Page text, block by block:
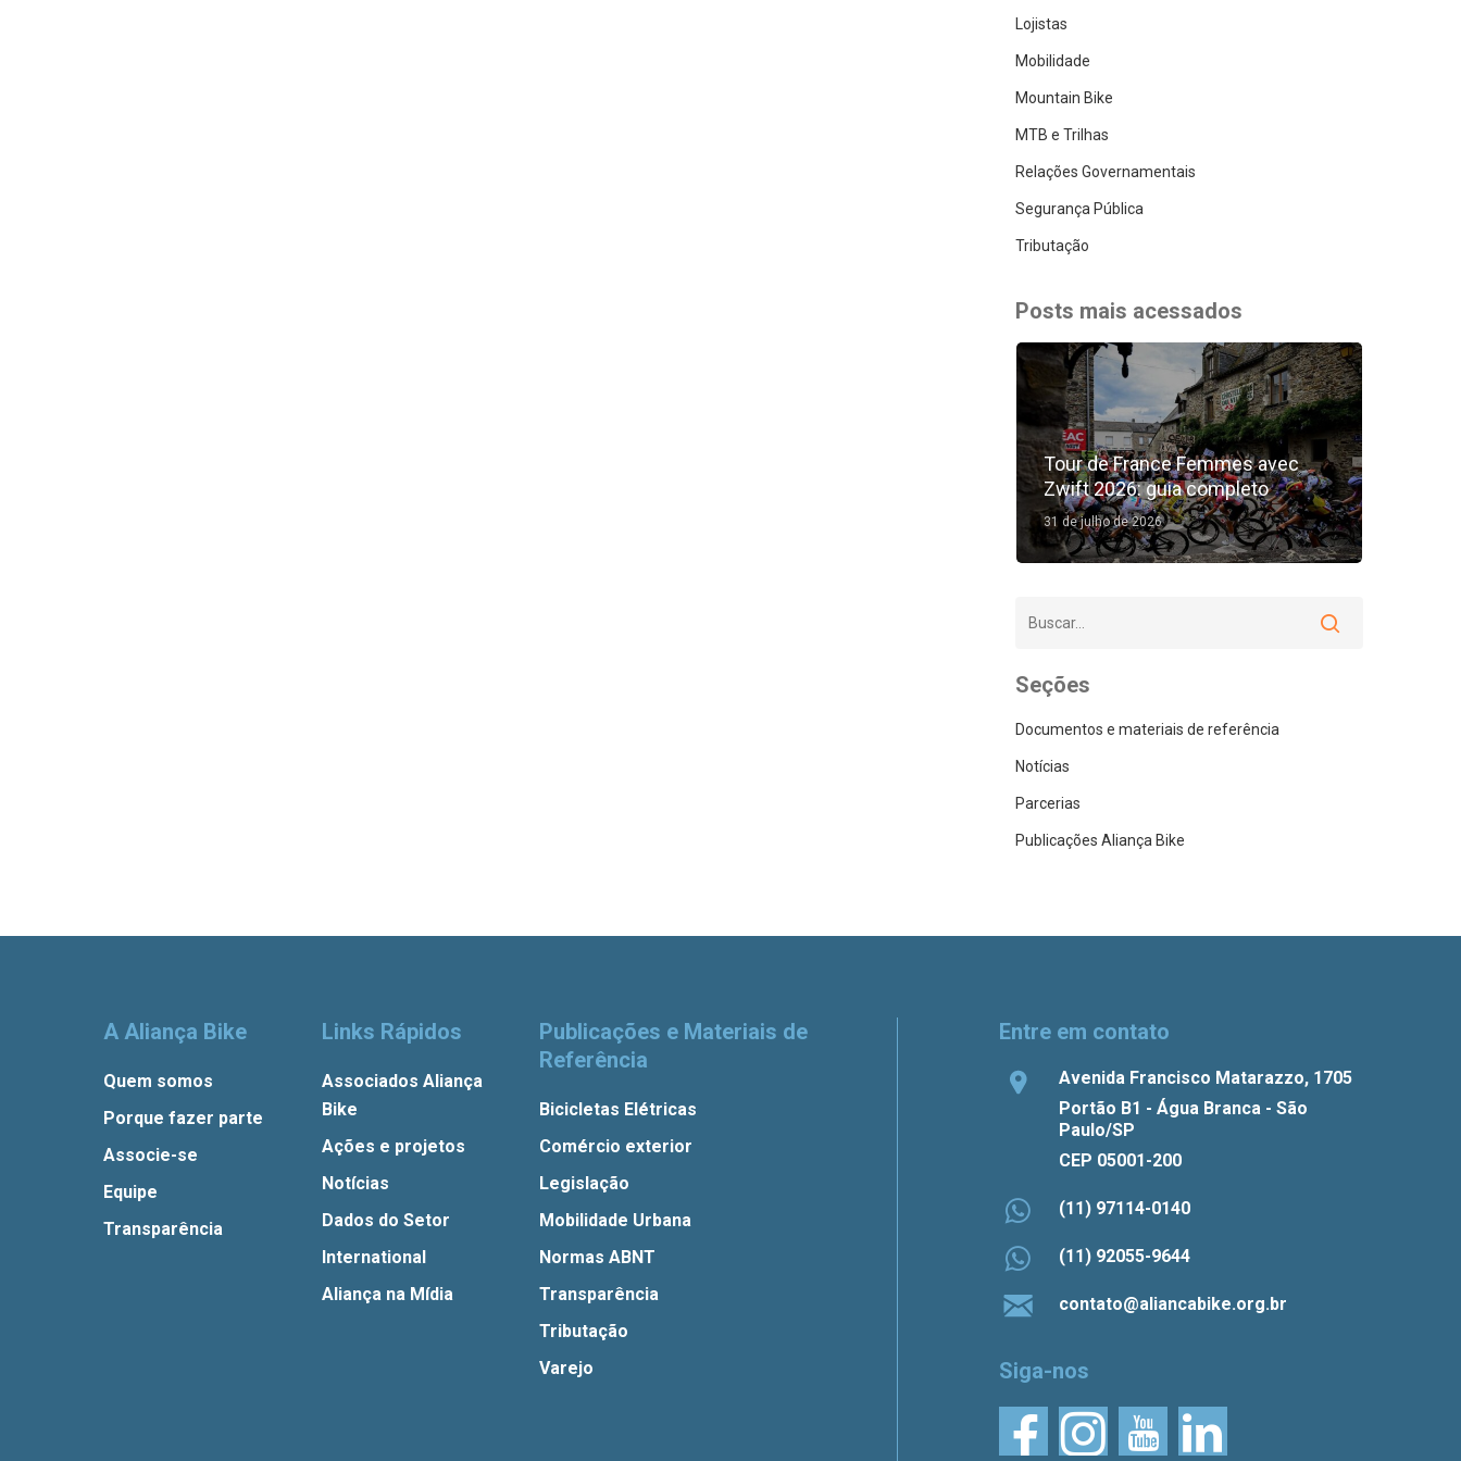
Lojistas
Mobilidade
Mountain Bike
MTB e Trilhas
Relações Governamentais
Segurança Pública
Tributação
Posts mais acessados
Tour de France Femmes avec
Zwift 2026: guia completo
31 de julho de 2026
Seções
Documentos e materiais de referência
Notícias
Parcerias
Publicações Aliança Bike
A Aliança Bike
Quem somos
Porque fazer parte
Associe-se
Equipe
Transparência
Links Rápidos
Associados Aliança
Bike
Ações e projetos
Notícias
Dados do Setor
International
Aliança na Mídia
Publicações e Materiais de
Referência
Bicicletas Elétricas
Comércio exterior
Legislação
Mobilidade Urbana
Normas ABNT
Transparência
Tributação
Varejo
Entre em contato
Avenida Francisco Matarazzo, 1705
Portão B1 - Água Branca - São
Paulo/SP
CEP 05001-200
(11) 97114-0140
(11) 92055-9644
contato@aliancabike.org.br
Siga-nos